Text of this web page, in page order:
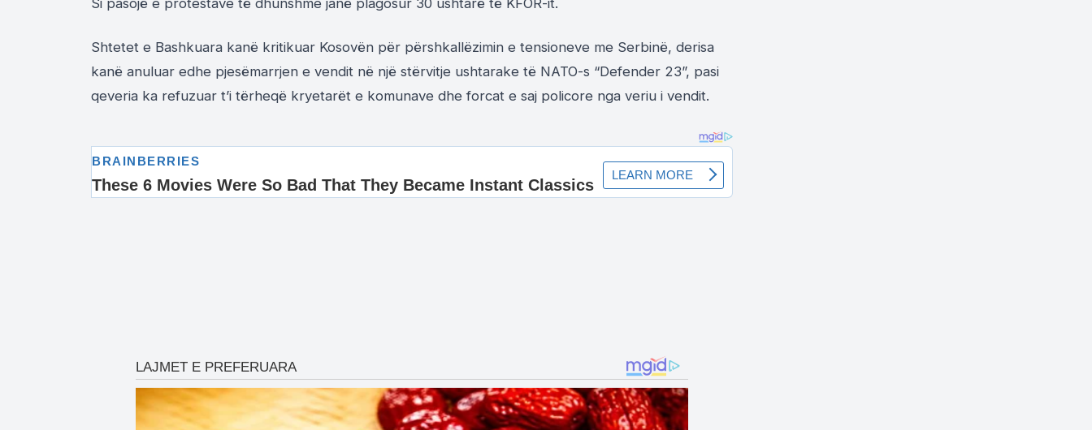
Shtetet e Bashkuara kanë kritikuar Kosovën për përshkallëzimin e tensioneve me Serbinë, derisa
kanë anuluar edhe pjesëmarrjen e vendit në një stërvitje ushtarake të NATO-s “Defender 23”, pasi
qeveria ka refuzuar t’i tërheqë kryetarët e komunave dhe forcat e saj policore nga veriu i vendit.